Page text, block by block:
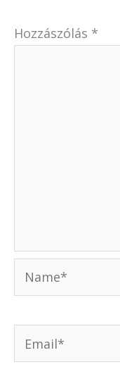
Hozzászólás *
Name*
Email*